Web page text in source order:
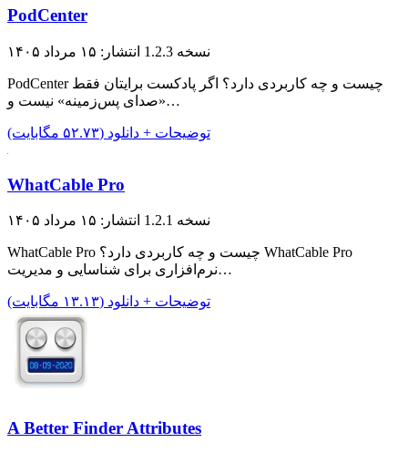
PodCenter
نسخه 1.2.3 انتشار: ۱۵ مرداد ۱۴۰۵
PodCenter چیست و چه کاربردی دارد؟ اگر پادکست برایتان فقط
«صدای پس‌زمینه» نیست و…
توضیحات + دانلود (۵۲.۷۳ مگابایت)
WhatCable Pro
نسخه 1.2.1 انتشار: ۱۵ مرداد ۱۴۰۵
WhatCable Pro چیست و چه کاربردی دارد؟ WhatCable Pro
نرم‌افزاری برای شناسایی و مدیریت…
توضیحات + دانلود (۱۳.۱۳ مگابایت)
A Better Finder Attributes